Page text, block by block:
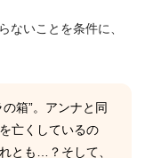
ないことを条件に、
箱”。アンナと同
亡くしているの
とも…？そして、